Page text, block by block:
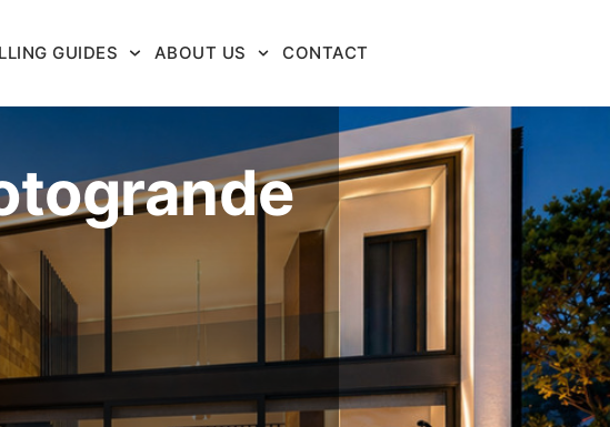
GUIDES ABOUT US CONTACT